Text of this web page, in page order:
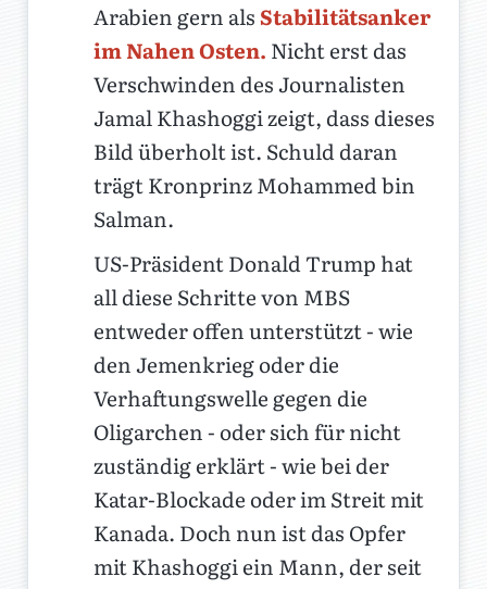
Arabien gern alsStabilitätsanker
im Nahen Osten. Nicht erst das
Verschwinden des Journalisten
Jamal Khashoggi zeigt, dass dieses
Bild überholt ist. Schuld daran
trägt Kronprinz Mohammed bin
Salman.
US-Präsident Donald Trump hat
all diese Schritte von MBS
entweder offen unterstützt - wie
den Jemenkrieg oder die
Verhaftungswelle gegen die
Oligarchen - oder sich für nicht
zuständig erklärt - wie bei der
Katar-Blockade oder im Streit mit
Kanada. Doch nun ist das Opfer
mit Khashoggi ein Mann, der seit